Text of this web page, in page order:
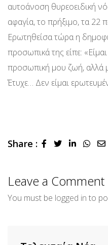
αυτοάνοση θυρεοειδική
αφαγία, το πρήξιμο, τα 22
Ερωτηθείσα τώρα η
προσωπικά της είπε:
προσωπική μου ζωή, αλλά
Έτυχε… Δεν είμαι
Share : LinkedIn
Leave a Comment
You must be logged in to